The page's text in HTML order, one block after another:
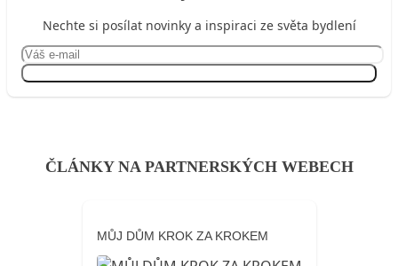
Nechte si posílat novinky a inspiraci ze světa bydlení
ČLÁNKY NA PARTNERSKÝCH WEBECH
MŮJ DŮM KROK ZA KROKEM